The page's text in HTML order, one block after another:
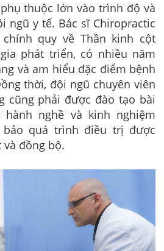
thuộc lớn vào trình độ và
ngũ y tế. Bác sĩ Chiropractic
quy về Thần kinh cột
phát triển, có nhiều năm
và am hiểu đặc điểm bệnh
thời, đội ngũ chuyên viên
cũng phải được đào tạo bài
nghề và kinh nghiệm
quá trình điều trị được
đồng bộ.